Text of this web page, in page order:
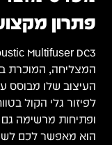
פתרון
המצליחה, המוכרת
העיצוב שלו מבוסס
לפיזור גלי הקול
ופתיחות מרשימה
הוא מאפשר לכם